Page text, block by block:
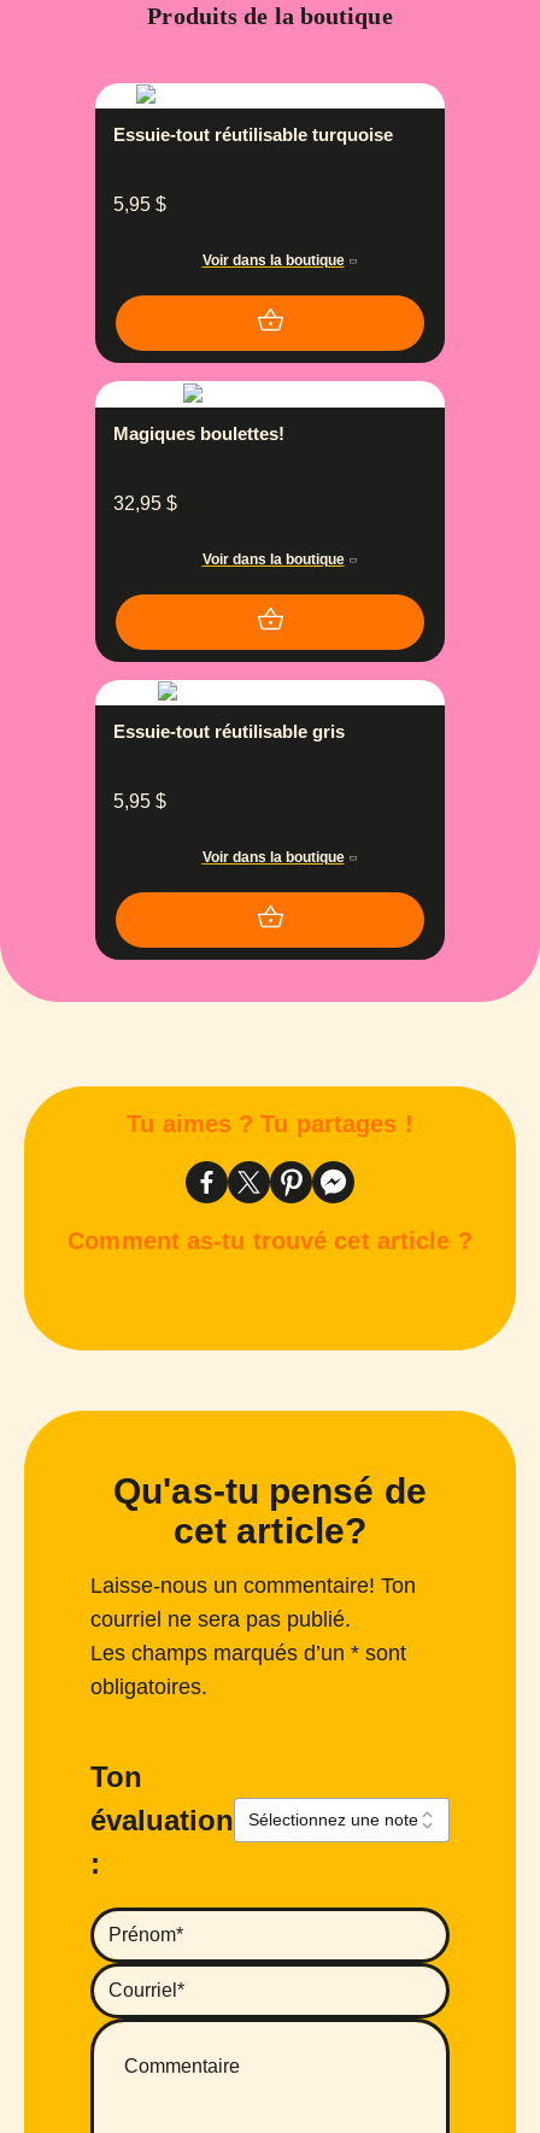
Produits de la boutique
Essuie-tout réutilisable turquoise
5,95 $
Voir dans la boutique
Magiques boulettes!
32,95 $
Voir dans la boutique
Essuie-tout réutilisable gris
5,95 $
Voir dans la boutique
Tu aimes ? Tu partages !
Comment as-tu trouvé cet article ?
Qu'as-tu pensé de
cet article?
Laisse-nous un commentaire! Ton
courriel ne sera pas publié.
Les champs marqués d’un * sont
obligatoires.
Ton
évaluation
: